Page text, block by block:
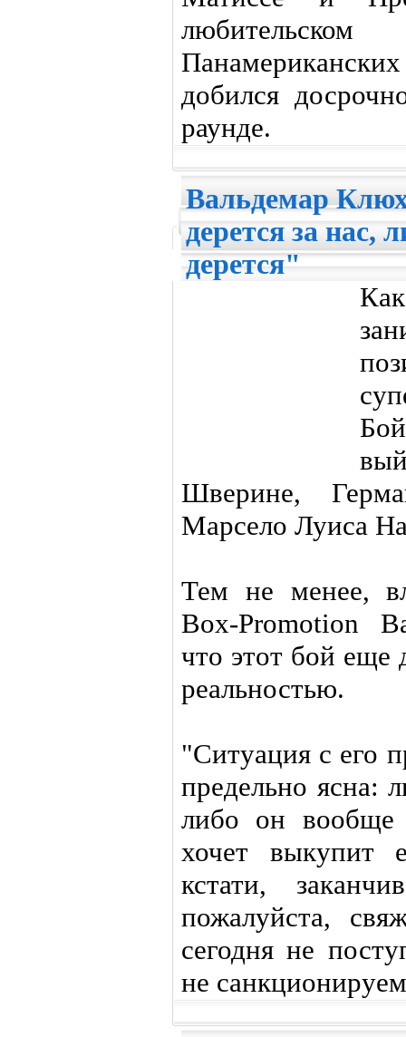
добился
раунде.
Вальдемар
дерется за нас,
дерется"
Шверине,
Марсело Луиса
Тем не менее,
Box-Promotion
что этот бой еще
реальностью.
"Ситуация с его
предельно ясна:
либо он вообще
хочет выкупит
кстати,
пожалуйста,
сегодня не
не